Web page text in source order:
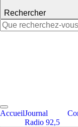
Rechercher
Rechercher :
AccueilJournal
Radio 92,5